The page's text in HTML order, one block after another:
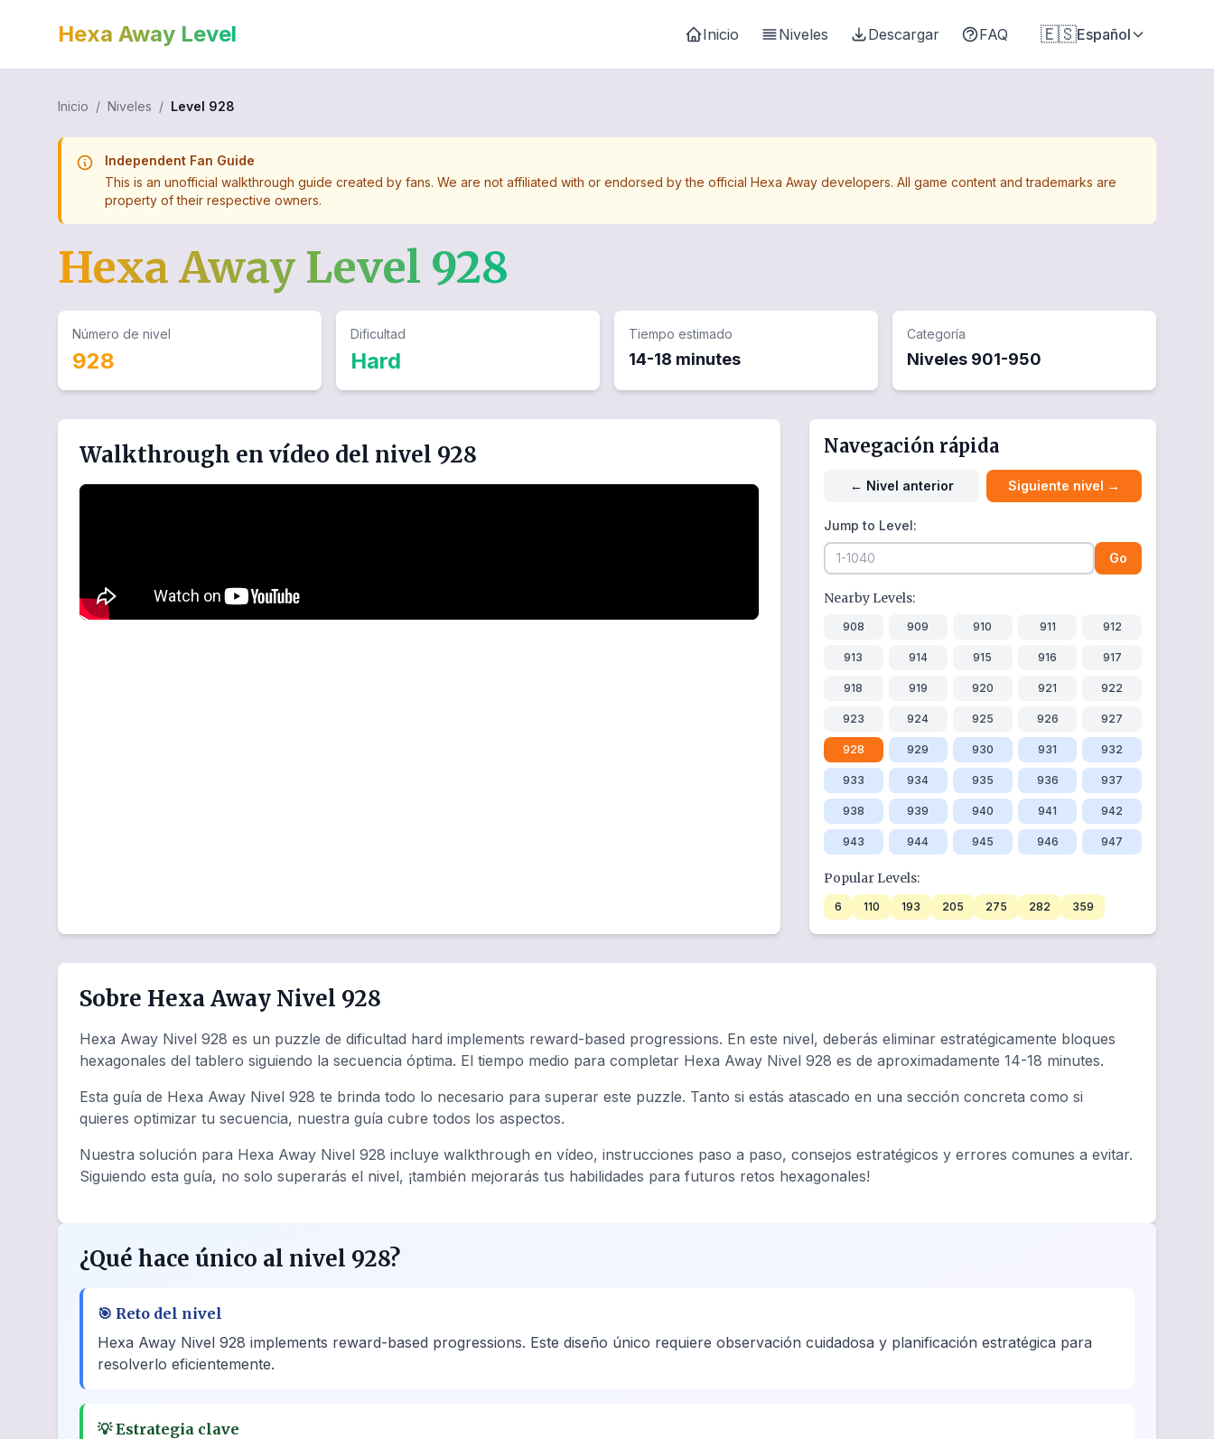
Hexa Away Level Inicio Niveles Descargar FAQ 🇪🇸Español
Inicio / Niveles / Level 928
Independent Fan Guide
This is an unofficial walkthrough guide created by fans. We are not affiliated with or endorsed by the official Hexa Away developers. All game content and trademarks are
property of their respective owners.
Hexa Away Level 928
Número de nivel
928
Dificultad
Hard
Tiempo estimado
14-18 minutes
Categoría
Niveles 901-950
Walkthrough en vídeo del nivel 928 Navegación rápida
← Nivel anterior Siguiente nivel →
Jump to Level:
Go
Nearby Levels:
908 909 910 911 912
913 914 915 916 917
918 919 920 921 922
923 924 925 926 927
928 929 930 931 932
933 934 935 936 937
938 939 940 941 942
943 944 945 946 947
Popular Levels:
6 110 193 205 275 282 359
Sobre Hexa Away Nivel 928
Hexa Away Nivel 928 es un puzzle de dificultad hard implements reward-based progressions. En este nivel, deberás eliminar estratégicamente bloques
hexagonales del tablero siguiendo la secuencia óptima. El tiempo medio para completar Hexa Away Nivel 928 es de aproximadamente 14-18 minutes.
Esta guía de Hexa Away Nivel 928 te brinda todo lo necesario para superar este puzzle. Tanto si estás atascado en una sección concreta como si
quieres optimizar tu secuencia, nuestra guía cubre todos los aspectos.
Nuestra solución para Hexa Away Nivel 928 incluye walkthrough en vídeo, instrucciones paso a paso, consejos estratégicos y errores comunes a evitar.
Siguiendo esta guía, no solo superarás el nivel, ¡también mejorarás tus habilidades para futuros retos hexagonales!
¿Qué hace único al nivel 928?
🎯 Reto del nivel
Hexa Away Nivel 928 implements reward-based progressions. Este diseño único requiere observación cuidadosa y planificación estratégica para
resolverlo eficientemente.
💡Estrategia clave